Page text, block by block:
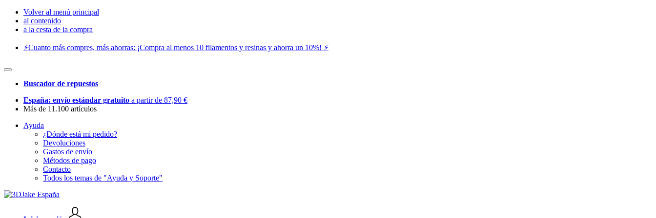
Volver al menú principal
al contenido
a la cesta de la compra
⚡️Cuanto más compres, más ahorras: ¡Compra al menos 10 filamentos y resinas y ahorra un 10%! ⚡️
Buscador de repuestos
España: envío estándar gratuito a partir de 87,90 €
Más de 11.100 artículos
Ayuda
¿Dónde está mi pedido?
Devoluciones
Gastos de envío
Métodos de pago
Contacto
Todos los temas de "Ayuda y Soporte"